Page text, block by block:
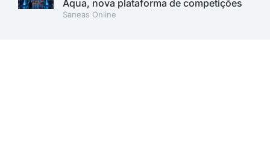
Aqua, nova plataforma de competições
Saneas Online